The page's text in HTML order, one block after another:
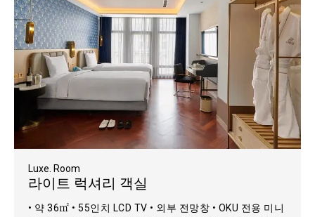
Luxe. Room
라이트 럭셔리 객실
• 약 36㎡ • 55인치 LCD TV • 외부 전망창 • OKU 전용 미니